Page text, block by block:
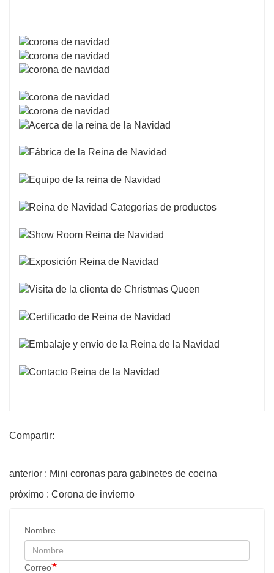
Compartir:
anterior : Mini coronas para gabinetes de cocina
próximo : Corona de invierno
Nombre
Correo